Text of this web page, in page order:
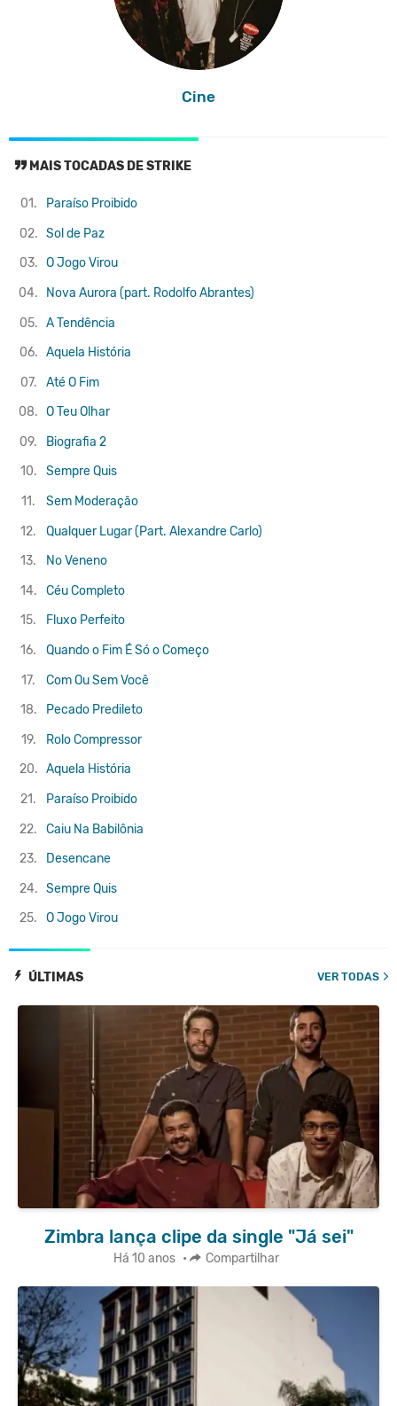
Cine
ÚLTIMAS VER TODAS
Zimbra lança clipe da single "Já sei"
Há 10 anos • Compartilhar
MAIS TOCADAS DE STRIKE
01.
Paraíso Proibido
02. Sol de Paz
03. O Jogo Virou
04.
Nova Aurora (part. Rodolfo Abrantes)
05. A Tendência
06. Aquela História
07.
Até O Fim
08. O Teu Olhar
09.
Biografia 2
10.
Sempre Quis
11.
Sem Moderação
12.
Qualquer Lugar (Part. Alexandre Carlo)
13.
No Veneno
14.
Céu Completo
15.
Fluxo Perfeito
16.
Quando o Fim É Só o Começo
17.
Com Ou Sem Você
18.
Pecado Predileto
19.
Rolo Compressor
20. Aquela História
21.
Paraíso Proibido
22.
Caiu Na Babilônia
23.
Desencane
24. Sempre Quis
25.
O Jogo Virou